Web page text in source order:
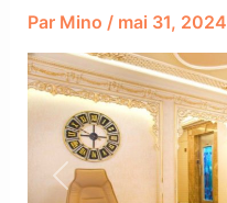
Par Mino / mai 31, 2024
Previous